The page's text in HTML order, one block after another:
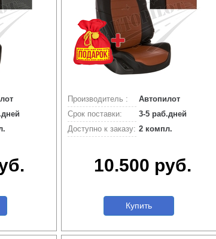
Производитель :
Автопилот
Срок поставки:
3-5 раб.дней
Доступно к заказу: 2 компл.
10.500 руб.
Купить